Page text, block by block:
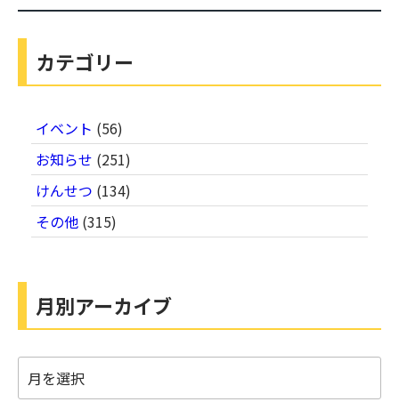
カテゴリー
イベント (56)
お知らせ (251)
けんせつ (134)
その他 (315)
月別アーカイブ
別